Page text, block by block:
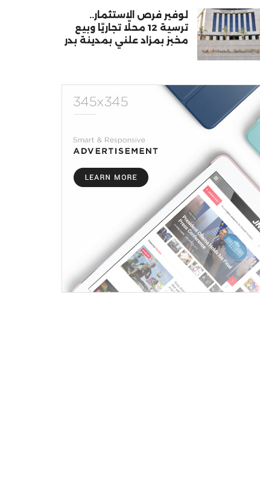
لوفير فرص الاستثمار..
ترسية 12 محلًا تجاريًا وبيع
مخبز بمزاد علني بمدينة بدر